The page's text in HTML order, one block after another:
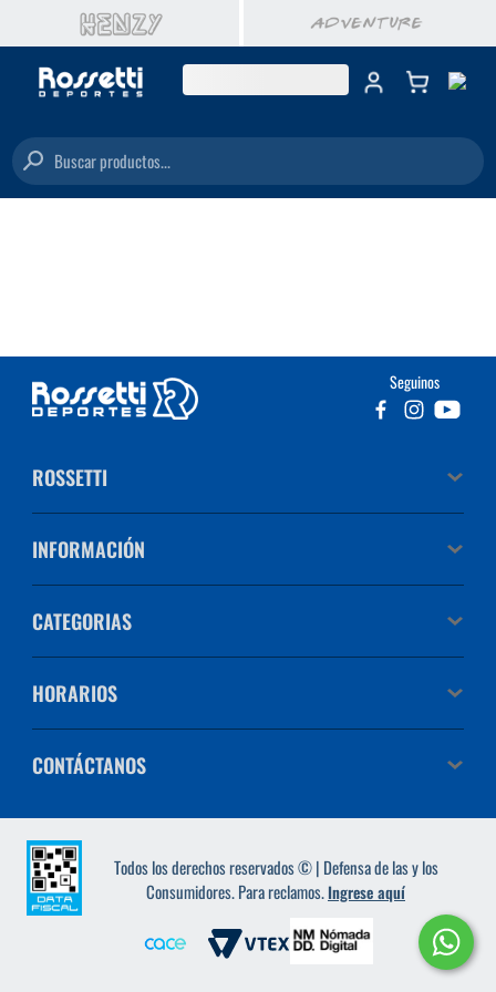
Buscar productos...
Seguinos
ROSSETTI
INFORMACIÓN
CATEGORIAS
HORARIOS
CONTÁCTANOS
Todos los derechos reservados © | Defensa de las y los
Consumidores. Para reclamos.Ingrese aquí